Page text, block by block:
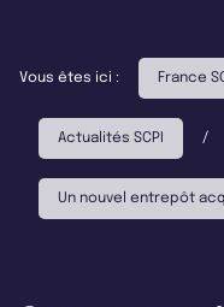
Vous êtes ici : France
Actualités SCPI /
Un nouvel entrepôt